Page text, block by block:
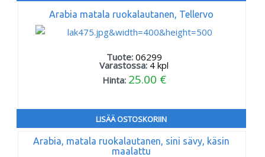
Arabia matala ruokalautanen, Tellervo
Tuote: 06299
Varastossa: 4 kpl
Hinta: 25.00 €
LISÄÄ OSTOSKORIIN
Arabia, matala ruokalautanen, sini sävy, käsin
maalattu